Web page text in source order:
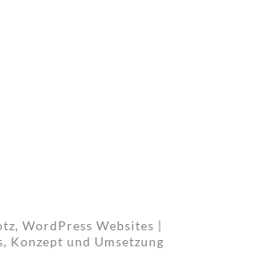
WordPress Websites |
Konzept und Umsetzung